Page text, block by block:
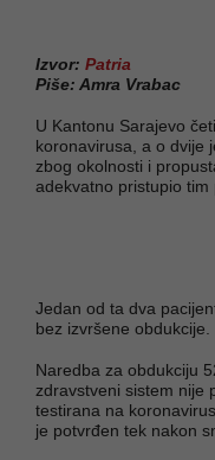
Izvor: Patria
Piše: Amra Vrabac
U Kantonu Sarajevo
koronavirusa, a o dvije
zbog okolnosti i
adekvatno pristupio tim
Jedan od ta dva
bez izvršene obdukcije.
Naredba za obdukciju
zdravstveni sistem nije
testirana na
je potvrđen tek nakon